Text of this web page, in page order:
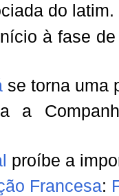
do latim.
à fase
se torna uma
a
proíbe a
Francesa: